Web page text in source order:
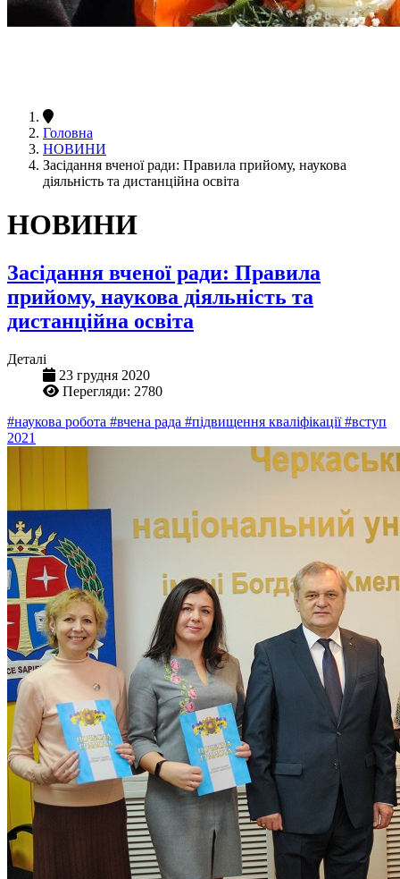
Головна
НОВИНИ
Засідання вченої ради: Правила прийому, наукова
діяльність та дистанційна освіта
НОВИНИ
Засідання вченої ради: Правила
прийому, наукова діяльність та
дистанційна освіта
Деталі
23 грудня 2020
Перегляди: 2780
#наукова робота #вчена рада #підвищення кваліфікації#вступ
2021